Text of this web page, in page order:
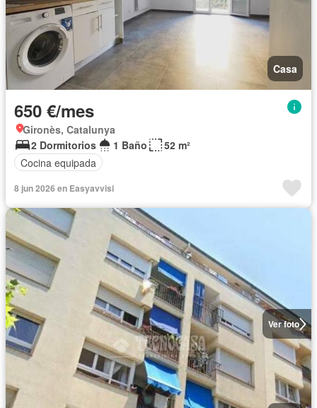
Casa
650 €/mes
Gironès, Catalunya
2 Dormitorios
1 Baño
52 m²
Cocina equipada
8 jun 2026 en Easyavvisi
Ver foto